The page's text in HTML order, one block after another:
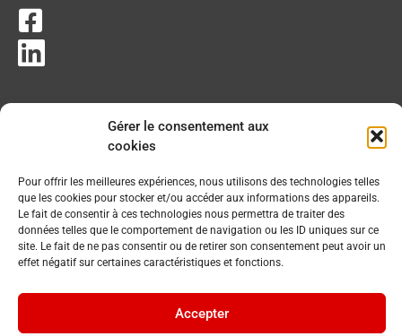
Gérer le consentement aux
cookies
Pour offrir les meilleures expériences, nous utilisons des technologies telles
que les cookies pour stocker et/ou accéder aux informations des appareils.
Le fait de consentir à ces technologies nous permettra de traiter des
données telles que le comportement de navigation ou les ID uniques sur ce
site. Le fait de ne pas consentir ou de retirer son consentement peut avoir un
effet négatif sur certaines caractéristiques et fonctions.
Accepter